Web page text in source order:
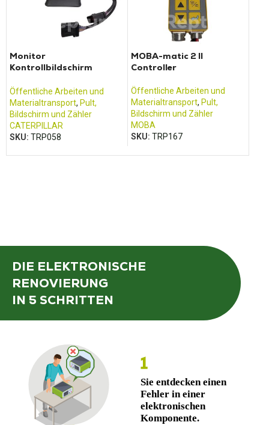
Monitor
Kontrollbildschirm
320D 322D 325D 330D
Öffentliche Arbeiten und
Materialtransport, Pult,
Bildschirm und Zähler
CATERPILLAR
SKU: TRP058
MOBA-matic 2 II
Controller
Öffentliche Arbeiten und
Materialtransport, Pult,
Bildschirm und Zähler
MOBA
SKU: TRP167
DIE ELEKTRONISCHE
RENOVIERUNG
IN 5 SCHRITTEN